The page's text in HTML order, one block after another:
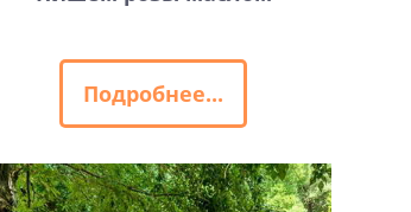
Подробнее...